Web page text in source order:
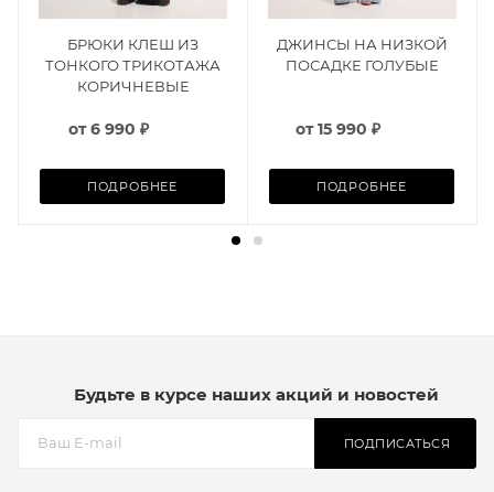
БРЮКИ КЛЕШ ИЗ
ТОНКОГО ТРИКОТАЖА
КОРИЧНЕВЫЕ
от6 990 ₽
ПОДРОБНЕЕ
ДЖИНСЫ НА НИЗКОЙ
ПОСАДКЕ ГОЛУБЫЕ
от15 990 ₽
ПОДРОБНЕЕ
Будьте в курсе наших акций и новостей
ПОДПИСАТЬСЯ